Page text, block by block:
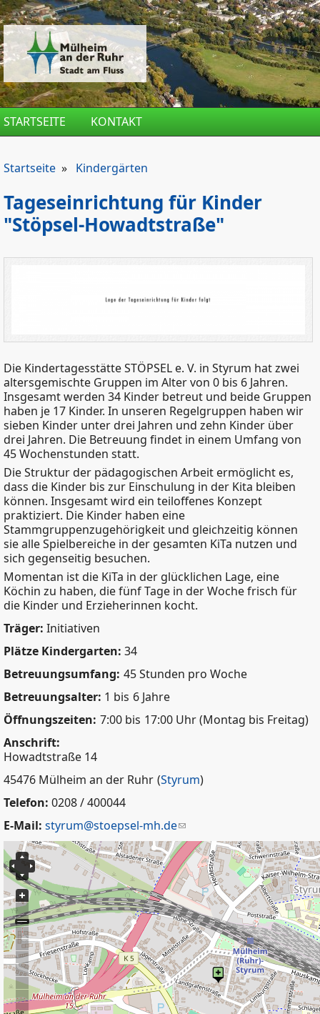
Direkt zum Inhalt
STARTSEITE KONTAKT
Startseite » Kindergärten
Tageseinrichtung für Kinder
"Stöpsel-Howadtstraße"
Die Kindertagesstätte STÖPSEL e. V. in Styrum hat zwei
altersgemischte Gruppen im Alter von 0 bis 6 Jahren.
Insgesamt werden 34 Kinder betreut und beide Gruppen
haben je 17 Kinder. In unseren Regelgruppen haben wir
sieben Kinder unter drei Jahren und zehn Kinder über
drei Jahren. Die Betreuung findet in einem Umfang von
45 Wochenstunden statt.
Die Struktur der pädagogischen Arbeit ermöglicht es,
dass die Kinder bis zur Einschulung in der Kita bleiben
können. Insgesamt wird ein teiloffenes Konzept
praktiziert. Die Kinder haben eine
Stammgruppenzugehörigkeit und gleichzeitig können
sie alle Spielbereiche in der gesamten KiTa nutzen und
sich gegenseitig besuchen.
Momentan ist die KiTa in der glücklichen Lage, eine
Köchin zu haben, die fünf Tage in der Woche frisch für
die Kinder und Erzieherinnen kocht.
Träger: Initiativen
Plätze Kindergarten: 34
Betreuungsumfang: 45 Stunden pro Woche
Betreuungsalter: 1 bis 6 Jahre
Öffnungszeiten: 7:00 bis 17:00 Uhr (Montag bis Freitag)
Anschrift:
Howadtstraße 14
45476 Mülheim an der Ruhr (Styrum)
Telefon: 0208 / 400044
E-Mail: styrum@stoepsel-mh.de